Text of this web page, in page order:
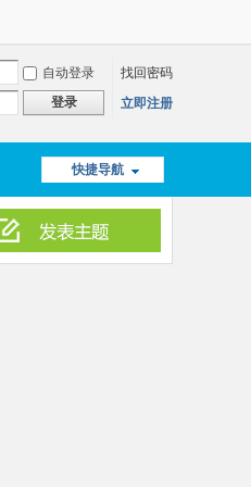
自动登录
找回密码
登录 立即注册
快捷导航